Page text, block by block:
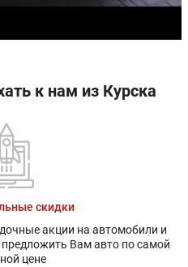
к нам из Курска
скидки
акции на автомобили и
Вам авто по самой
цене